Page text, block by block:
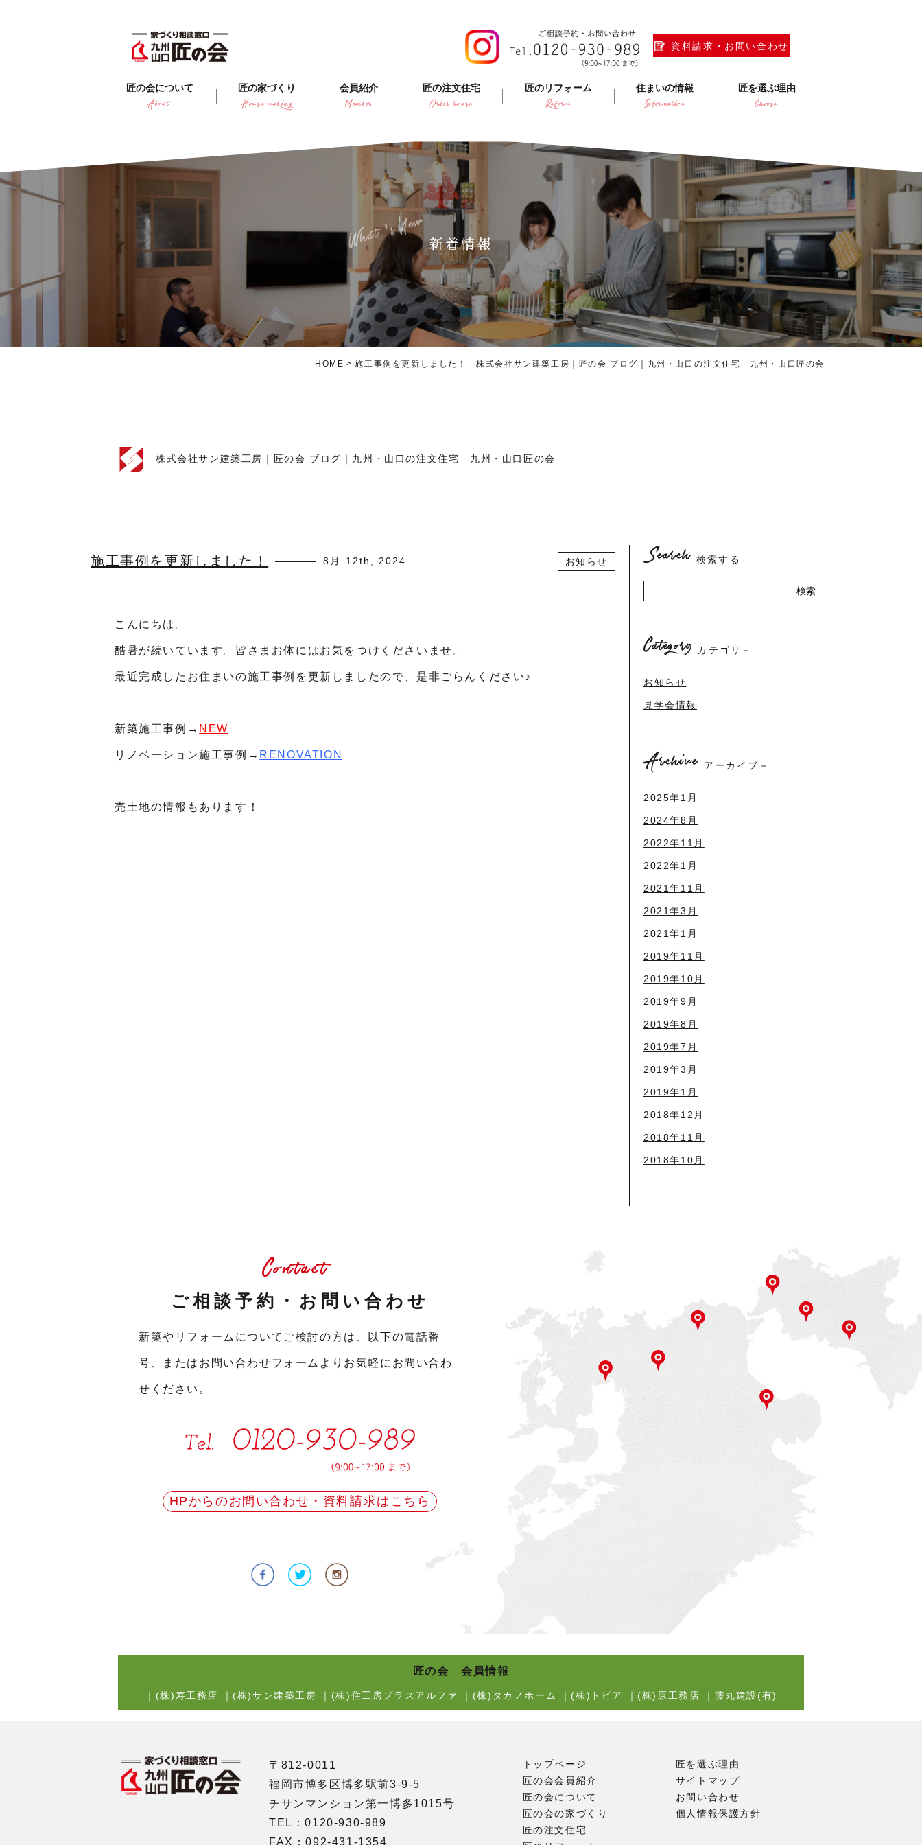
資料請求・お問い合わせ
匠の会について
About
匠の家づくり
House making
会員紹介
Member
匠の注文住宅
Order house
匠のリフォーム
Reform
住まいの情報
Information
匠を選ぶ理由
Choose
新着情報
What's New
HOME 施工事例を更新しました！－株式会社サン建築工房｜匠の会 ブログ｜九州・山口の注文住宅 九州・山口匠の会
株式会社サン建築工房｜匠の会 ブログ｜九州・山口の注文住宅 九州・山口匠の会
施工事例を更新しました！ 8月 12th, 2024 お知らせ
こんにちは。
酷暑が続いています。皆さまお体にはお気をつけくださいませ。
最近完成したお住まいの施工事例を更新しましたので、是非ごらんください♪
新築施工事例→ NEW
リノベーション施工事例→ RENOVATION
売土地の情報もあります！
Search 検索する
検索
Category カテゴリ－
お知らせ
見学会情報
Archive アーカイブ－
2025年1月
2024年8月
2022年11月
2022年1月
2021年11月
2021年3月
2021年1月
2019年11月
2019年10月
2019年9月
2019年8月
2019年7月
2019年3月
2019年1月
2018年12月
2018年11月
2018年10月
Contact
ご相談予約・お問い合わせ
新築やリフォームについてご検討の方は、以下の電話番
号、またはお問い合わせフォームよりお気軽にお問い合わ
せください。
HPからのお問い合わせ・資料請求はこちら
匠の会 会員情報
｜ (株)寿工務店 ｜ (株)サン建築工房 ｜ (株)住工房プラスアルファ ｜ (株)タカノホーム ｜ (株)トピア ｜ (株)原工務店 ｜ 藤丸建設(有)
〒812-0011
福岡市博多区博多駅前3-9-5
チサンマンション第一博多1015号
TEL：0120-930-989
FAX：092-431-1354
トップページ
匠の会会員紹介
匠の会について
匠の会の家づくり
匠の注文住宅
匠を選ぶ理由
サイトマップ
お問い合わせ
個人情報保護方針